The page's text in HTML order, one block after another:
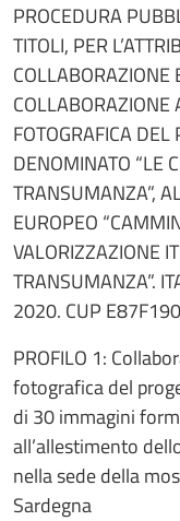
PROCEDURA
TITOLI, PER
COLLABORAZIONE
FOTOGRAFICA DEL
DENOMINATO “LE
TRANSUMANZA”,
EUROPEO
VALORIZZAZIONE
TRANSUMANZA”.
2020. CUP
PROFILO 1:
fotografica del
di 30 immagini
all’allestimento
nella sede della
Sardegna